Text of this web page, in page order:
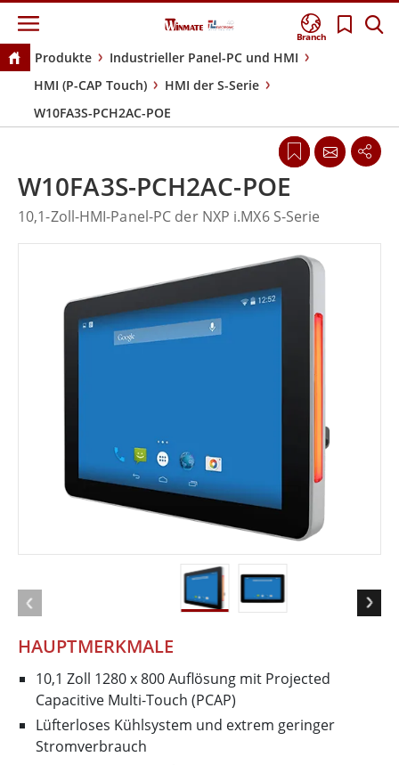
Branch
Produkte
Industrieller Panel-PC und HMI
HMI (P-CAP Touch)
HMI der S-Serie
W10FA3S-PCH2AC-POE
HAUPTMERKMALE
10,1 Zoll 1280 x 800 Auflösung mit Projected
Capacitive Multi-Touch (PCAP)
Lüfterloses Kühlsystem und extrem geringer
Stromverbrauch
W10FA3S-PCH2AC-POE
10,1-Zoll-HMI-Panel-PC der NXP i.MX6 S-Serie